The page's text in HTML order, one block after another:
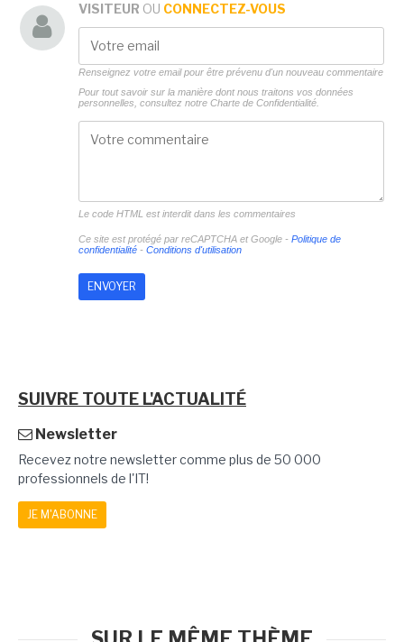
VISITEUR OU CONNECTEZ-VOUS
Renseignez votre email pour être prévenu d'un nouveau commentaire
Pour tout savoir sur la manière dont nous traitons vos données
personnelles, consultez notre Charte de Confidentialité.
Le code HTML est interdit dans les commentaires
Ce site est protégé par reCAPTCHA et Google - Politique de
confidentialité- Conditions d'utilisation
SUIVRE TOUTE L'ACTUALITÉ
Newsletter
Recevez notre newsletter comme plus de 50 000
professionnels de l'IT!
JE M'ABONNE